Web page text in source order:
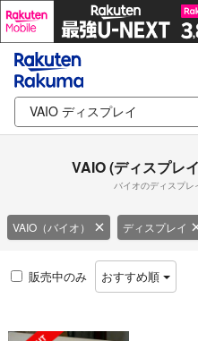
VAIO (ディスプレ
バイオのディスプ
VAIO（バイオ） ディスプレイ
販売中のみ おすすめ順